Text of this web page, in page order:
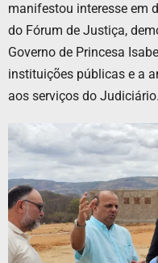
manifestou interesse em
do Fórum de Justiça,
Governo de Princesa
instituições públicas e a
aos serviços do Judiciário.